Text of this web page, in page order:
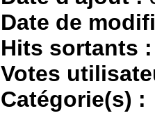
Date de
Hits sortants :
Votes
Catégorie(s) :